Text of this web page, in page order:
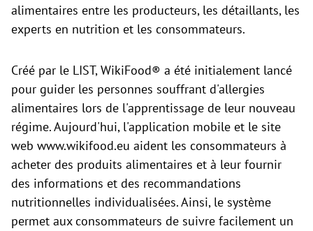
alimentaires entre les producteurs, les détaillants, les
experts en nutrition et les consommateurs.
Créé par le LIST, WikiFood® a été initialement lancé
pour guider les personnes souffrant d'allergies
alimentaires lors de l'apprentissage de leur nouveau
régime. Aujourd'hui, l'application mobile et le site
web www.wikifood.eu aident les consommateurs à
acheter des produits alimentaires et à leur fournir
des informations et des recommandations
nutritionnelles individualisées. Ainsi, le système
permet aux consommateurs de suivre facilement un